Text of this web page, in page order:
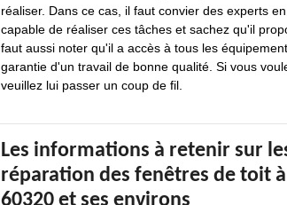
réaliser. Dans ce cas, il faut convier des experts
capable de réaliser ces tâches et sachez qu'il
faut aussi noter qu'il a accès à tous les
garantie d'un travail de bonne qualité. Si vous
veuillez lui passer un coup de fil.
Les informations à retenir sur
réparation des fenêtres de toit
60320 et ses environs